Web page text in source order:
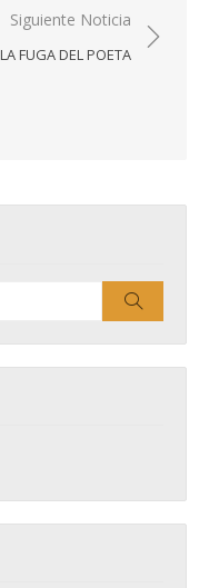
Siguiente Noticia
LA FUGA DEL POETA